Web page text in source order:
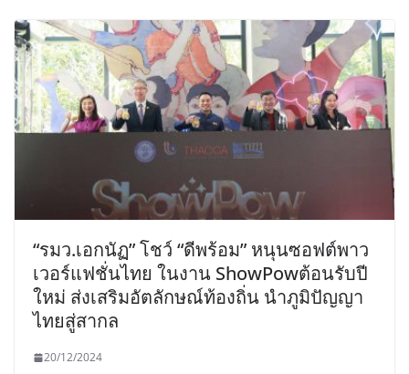
“รมว.เอกนัฏ” โชว์ “ดีพร้อม” หนุนซอฟต์พาว
เวอร์แฟชั่นไทย ในงาน ShowPowต้อนรับปี
ใหม่ ส่งเสริมอัตลักษณ์ท้องถิ่น นำภูมิปัญญา
ไทยสู่สากล
20/12/2024